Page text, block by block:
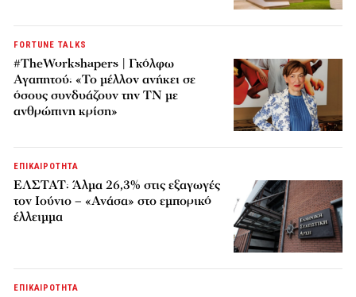
FORTUNE TALKS
#TheWorkshapers | Γκόλφω
Αγαπητού: «Το μέλλον ανήκει σε
όσους συνδυάζουν την ΤΝ με
ανθρώπινη κρίση»
ΕΠΙΚΑΙΡΟΤΗΤΑ
ΕΛΣΤΑΤ: Άλμα 26,3% στις εξαγωγές
τον Ιούνιο – «Ανάσα» στο εμπορικό
έλλειμμα
ΕΠΙΚΑΙΡΟΤΗΤΑ